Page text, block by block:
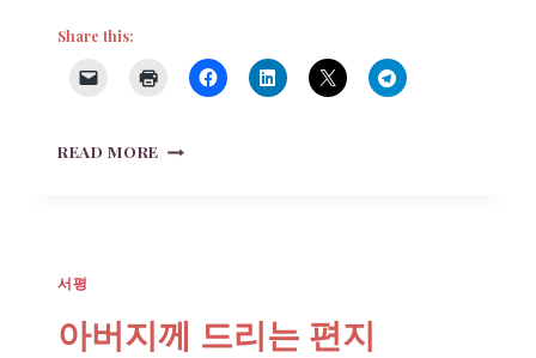
Share this:
READ MORE
서평
아버지께 드리는 편지